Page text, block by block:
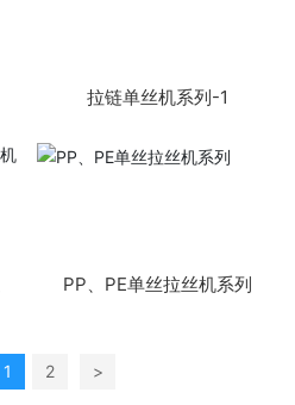
拉链单丝机系列-1
PP、PE单丝拉丝机系列
1 2 >